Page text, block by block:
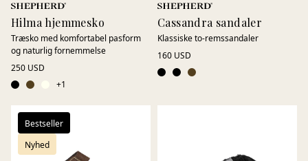
Hilma hjemmesko
Træsko med komfortabel pasform
og naturlig fornemmelse
250 USD
+1
Cassandra sandaler
Klassiske to-remssandaler
160 USD
Bestseller
Nyhed